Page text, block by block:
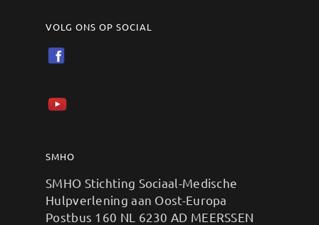
VOLG ONS OP SOCIAL
SMHO
SMHO Stichting Sociaal-Medische
Hulpverlening aan Oost-Europa
Postbus 160 NL 6230 AD MEERSSEN